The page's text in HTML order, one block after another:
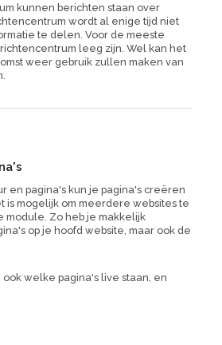
kunnen berichten staan over
wordt al enige tijd niet
te delen. Voor de meeste
leeg zijn. Wel kan het
weer gebruik zullen maken van
en pagina's kun je pagina's creëren
is mogelijk om meerdere websites te
module. Zo heb je makkelijk
op je hoofd website, maar ook de
welke pagina's live staan, en